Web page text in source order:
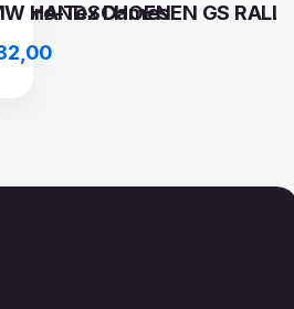
Gore-Tex Dames
HANDSCHOENEN GS